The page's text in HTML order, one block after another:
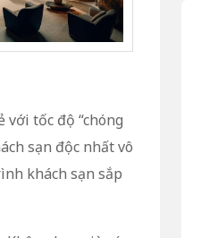
tốc độ “chóng
sạn độc nhất vô
khách sạn sắp